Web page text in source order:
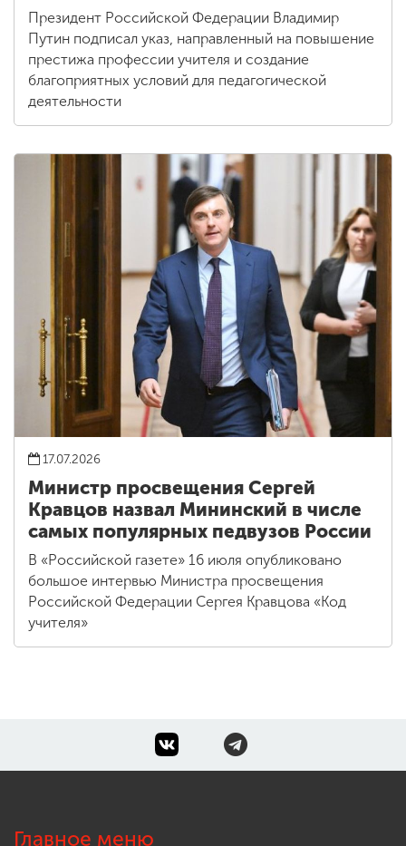
Президент Российской Федерации Владимир
Путин подписал указ, направленный на повышение
престижа профессии учителя и создание
благоприятных условий для педагогической
деятельности
17.07.2026
Министр просвещения Сергей
Кравцов назвал Мининский в числе
самых популярных педвузов России
В «Российской газете» 16 июля опубликовано
большое интервью Министра просвещения
Российской Федерации Сергея Кравцова «Код
учителя»
Главное меню